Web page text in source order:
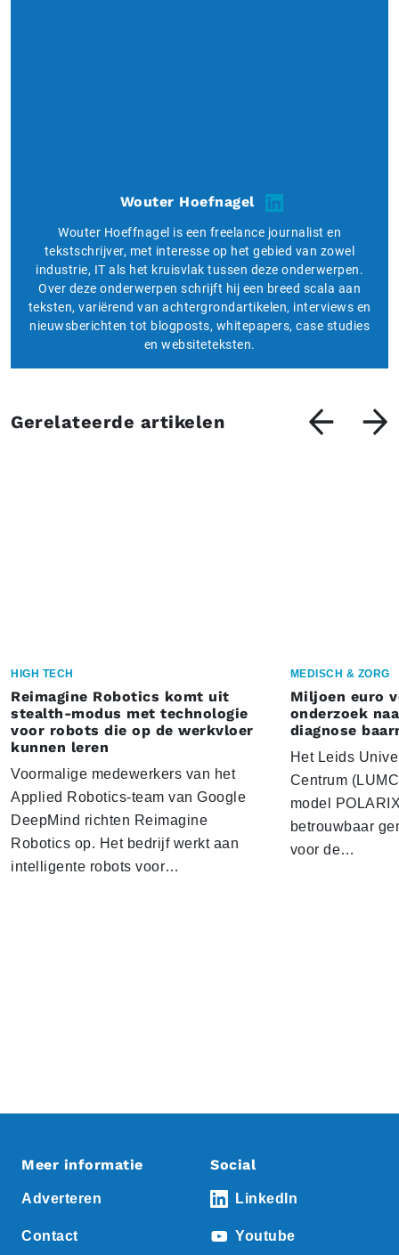
Wouter Hoefnagel
Wouter Hoeffnagel is een freelance journalist en
tekstschrijver, met interesse op het gebied van zowel
industrie, IT als het kruisvlak tussen deze onderwerpen.
Over deze onderwerpen schrijft hij een breed scala aan
teksten, variërend van achtergrondartikelen, interviews en
nieuwsberichten tot blogposts, whitepapers, case studies
en websiteteksten.
Gerelateerde artikelen
HIGH TECH
Reimagine Robotics komt uit
stealth-modus met technologie
voor robots die op de werkvloer
kunnen leren
Voormalige medewerkers van het
Applied Robotics-team van Google
DeepMind richten Reimagine
Robotics op. Het bedrijf werkt aan
intelligente robots voor…
MEDISCH & ZORG
Miljoen euro
onderzoek
diagnose
Het Leids
Centrum
model
betrouwbaar
voor de…
Meer informatie
Adverteren
Contact
Social
LinkedIn
Youtube